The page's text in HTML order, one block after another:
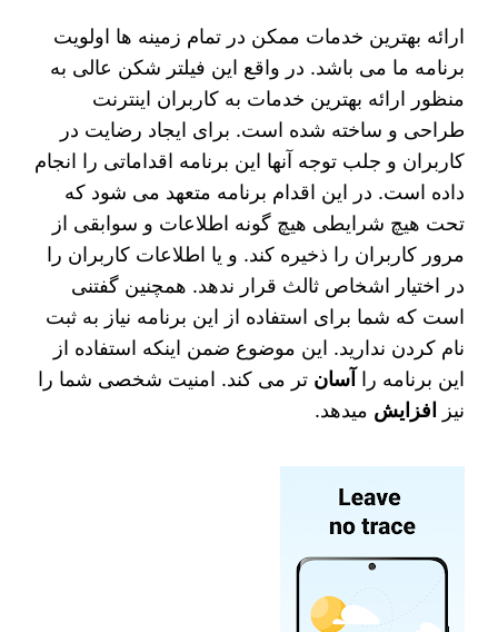
ارائه بهترین خدمات ممکن در تمام زمینه ها اولویت
برنامه ما می باشد. در واقع این فیلتر شکن عالی به
منظور ارائه بهترین خدمات به کاربران اینترنت
طراحی و ساخته شده است. برای ایجاد رضایت در
کاربران و جلب توجه آنها این برنامه اقداماتی را انجام
داده است. در این اقدام برنامه متعهد می شود که
تحت هیچ شرایطی هیچ گونه اطلاعات و سوابقی از
مرور کاربران را ذخیره کند. و یا اطلاعات کاربران را
در اختیار اشخاص ثالث قرار ندهد. همچنین گفتنی
است که شما برای استفاده از این برنامه نیاز به ثبت
نام کردن ندارید. این موضوع ضمن اینکه استفاده از
این برنامه را آسان تر می کند. امنیت شخصی شما را
نیز
افزایش میدهد.